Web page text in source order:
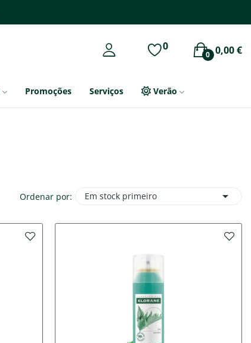
0 0,00 €
0
Promoções Serviços Verão
Ordenar por: Em stock primeiro 